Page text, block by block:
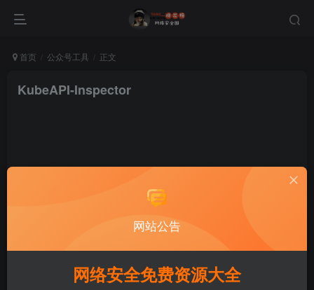
首页 公众号工具 正文
KubeAPI-Inspector
网站公告
网络安全免费资源大全